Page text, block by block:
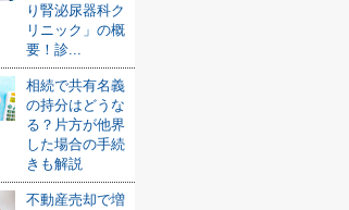
り腎泌尿器科ク
リニック」の概
要！診...
相続で共有名義
の持分はどうな
る？片方が他界
した場合の手続
きも解説
不動産売却で増